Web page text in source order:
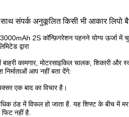
साथ संपर्क अनुकूलित किसी भी आकार
3000mAh 2S कॉन्फ़िगरेशन पहनने योग्य ऊर्जा में
द्वारा
बाहरी कामगार, मोटरसाइकिल चालक,
आप नहीं बता देंगे:
एक बाद का विचार है।
ठंड में विफल हो जाता है. यह शिफ्ट के बीच में
नहीं है.